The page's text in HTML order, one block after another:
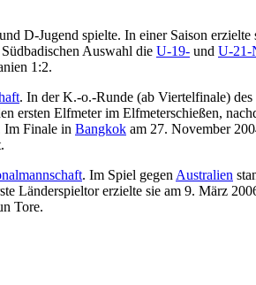
D-Jugend spielte. In einer Saison erzielte
Auswahl die U-19- und U-21-
1:2.
. In der K.-o.-Runde (ab Viertelfinale)
Elfmeter im Elfmeterschießen,
Im Finale in Bangkok am 27. November
. Im Spiel gegen Australien
Länderspieltor erzielte sie am 9. März
Tore.